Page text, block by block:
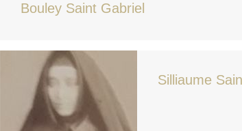
Bouley Saint Gabriel
Silliaume